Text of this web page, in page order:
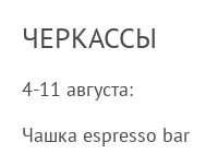
ЧЕРКАССЫ
4-11 августа:
Чашка espresso bar